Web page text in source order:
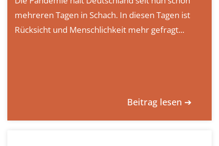
mehreren Tagen in Schach. In diesen Tagen ist
Rücksicht und Menschlichkeit mehr gefragt...
Beitrag lesen ➔